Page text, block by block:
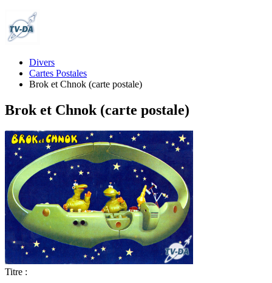
Divers
Cartes Postales
Brok et Chnok (carte postale)
Brok et Chnok (carte postale)
Titre :